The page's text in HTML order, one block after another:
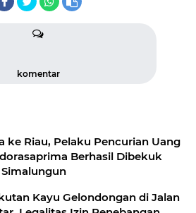
komentar
ke Riau, Pelaku Pencurian Uang
Berhasil Dibekuk
Kayu Gelondongan di Jalan